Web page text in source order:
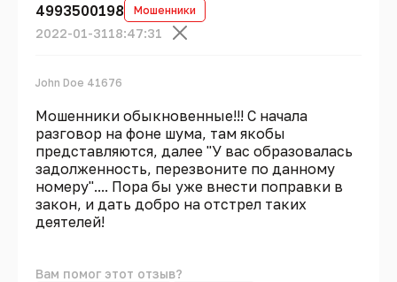
4993500198 Мошенники
2022-01-3118:47:31
John Doe 41676
Мошенники обыкновенные!!! С начала
разговор на фоне шума, там якобы
представляются, далее "У вас образовалась
задолженность, перезвоните по данному
номеру".... Пора бы уже внести поправки в
закон, и дать добро на отстрел таких
деятелей!
Вам помог этот отзыв?